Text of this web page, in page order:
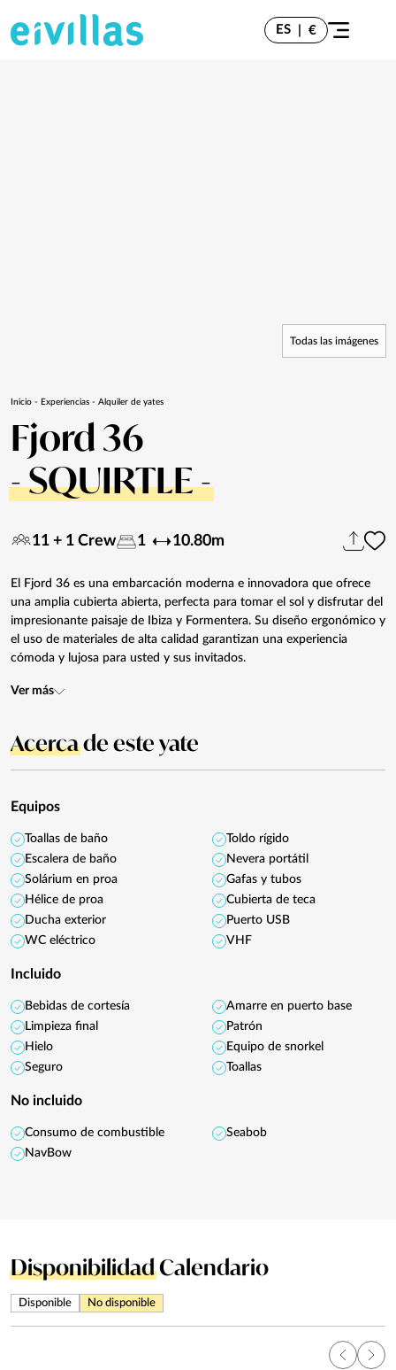
ES €
Todas las imágenes
Inicio - Experiencias - Alquiler de yates
Fjord 36
- SQUIRTLE -
11 + 1 Crew 1 10.80m
El Fjord 36 es una embarcación moderna e innovadora que ofrece
una amplia cubierta abierta, perfecta para tomar el sol y disfrutar del
impresionante paisaje de Ibiza y Formentera. Su diseño ergonómico y
el uso de materiales de alta calidad garantizan una experiencia
cómoda y lujosa para usted y sus invitados.
Ver más
Acercade este yate
Equipos
Toallas de baño
Escalera de baño
Solárium en proa
Hélice de proa
Ducha exterior
WC eléctrico
Toldo rígido
Nevera portátil
Gafas y tubos
Cubierta de teca
Puerto USB
VHF
Incluido
Bebidas de cortesía
Limpieza final
Hielo
Seguro
Amarre en puerto base
Patrón
Equipo de snorkel
Toallas
No incluido
Consumo de combustible
NavBow
Seabob
DisponibilidadCalendario
Disponible No disponible